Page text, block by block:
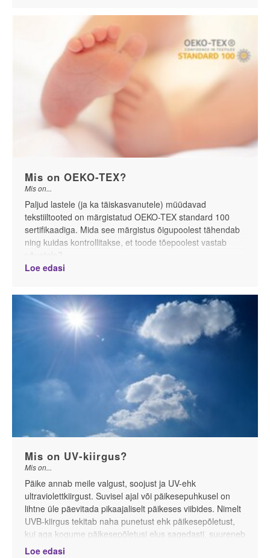
Mis on OEKO-TEX?
Mis on...
Paljud lastele (ja ka täiskasvanutele) müüdavad
tekstiiltooted on märgistatud OEKO-TEX standard 100
sertifikaadiga. Mida see märgistus õigupoolest tähendab
ning kuidas kontrollitakse, et toode tõepoolest vastab
nõuetele?
Loe edasi
Mis on UV-kiirgus?
Mis on...
Päike annab meile valgust, soojust ja UV-ehk
ultraviolettkiirgust. Suvisel ajal või päikesepuhkusel on
lihtne üle päevitada pikaajaliselt päikeses viibides. Nimelt
UVB-kiirgus tekitab naha punetust ehk päikesepõletust,
kui aga kogume päikesepõletusi elus sagedasti, suureneb
tõsiste tervisekahjustuste risk oluliselt.
Loe edasi